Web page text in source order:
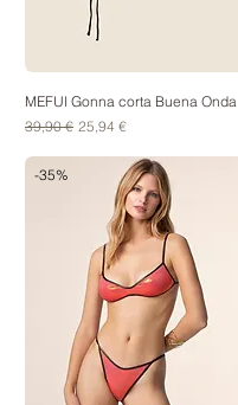
MEFUI Gonna corta Buena Onda
Prezzo regolare
39,90 € Prezzo scontato
25,94 €
-35%